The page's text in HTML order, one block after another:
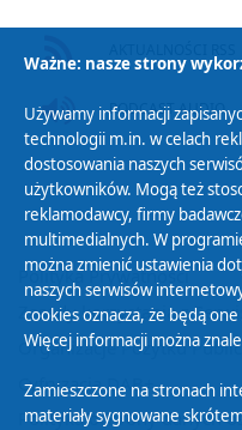
PODCAST AUDIO
Polityka Prywatności
Zasady korzystania z
Organizacje Pożytku
Cyfryzacja DAB+
Polityka ochrony danych
Ważne: nasze strony
Używamy informacji
technologii m.in. w celach
dostosowania naszych
użytkowników. Mogą też
reklamodawcy, firmy
multimedialnych. W
można zmienić ustawienia
naszych serwisów
cookies oznacza, że będą
Więcej informacji można
Zamieszczone na stronach
materiały sygnowane